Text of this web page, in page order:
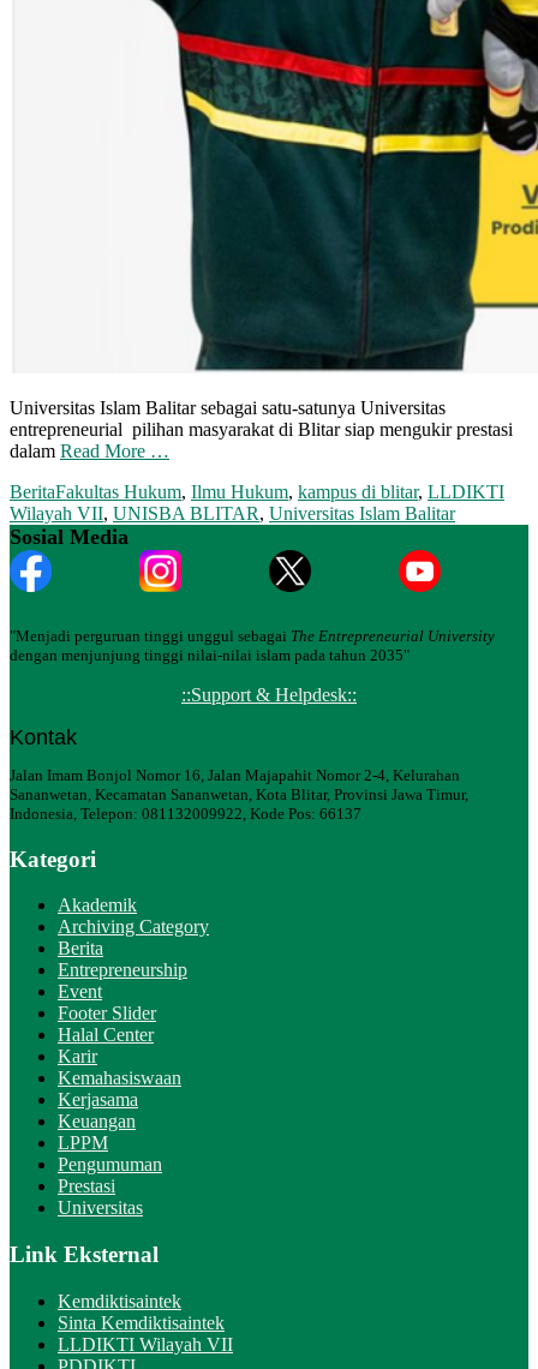
Universitas Islam Balitar sebagai satu-satunya Universitas
entrepreneurial pilihan masyarakat di Blitar siap mengukir prestasi
dalam Read More …
BeritaFakultas Hukum, Ilmu Hukum, kampus di blitar, LLDIKTI
Wilayah VII, UNISBA BLITAR, Universitas Islam Balitar
Sosial Media
"Menjadi perguruan tinggi unggul sebagai The Entrepreneurial University
dengan menjunjung tinggi nilai-nilai islam pada tahun 2035"
::Support & Helpdesk::
Kontak
Jalan Imam Bonjol Nomor 16, Jalan Majapahit Nomor 2-4, Kelurahan
Sananwetan, Kecamatan Sananwetan, Kota Blitar, Provinsi Jawa Timur,
Indonesia, Telepon: 081132009922, Kode Pos: 66137
Kategori
Akademik
Archiving Category
Berita
Entrepreneurship
Event
Footer Slider
Halal Center
Karir
Kemahasiswaan
Kerjasama
Keuangan
LPPM
Pengumuman
Prestasi
Universitas
Link Eksternal
Kemdiktisaintek
Sinta Kemdiktisaintek
LLDIKTI Wilayah VII